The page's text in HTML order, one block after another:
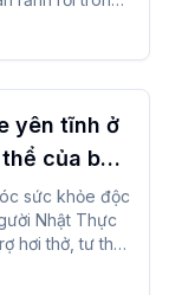
trong khi
yên tĩnh ở
của bạn
sức khỏe độc
Nhật Thực
hơi thở, tư thế
đến một cơ